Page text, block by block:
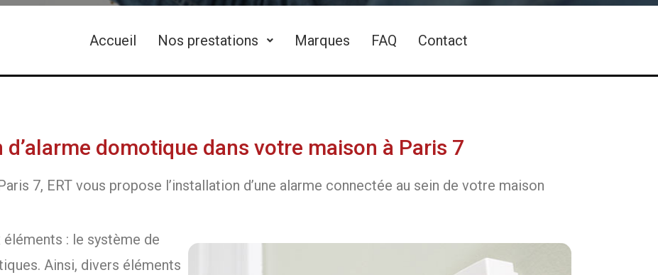
Accueil Nos prestations Marques FAQ Contact
domotique dans votre maison à Paris 7
7, ERT vous propose l’installation d’une alarme connectée au sein de votre maison
: le système de
Ainsi, divers éléments